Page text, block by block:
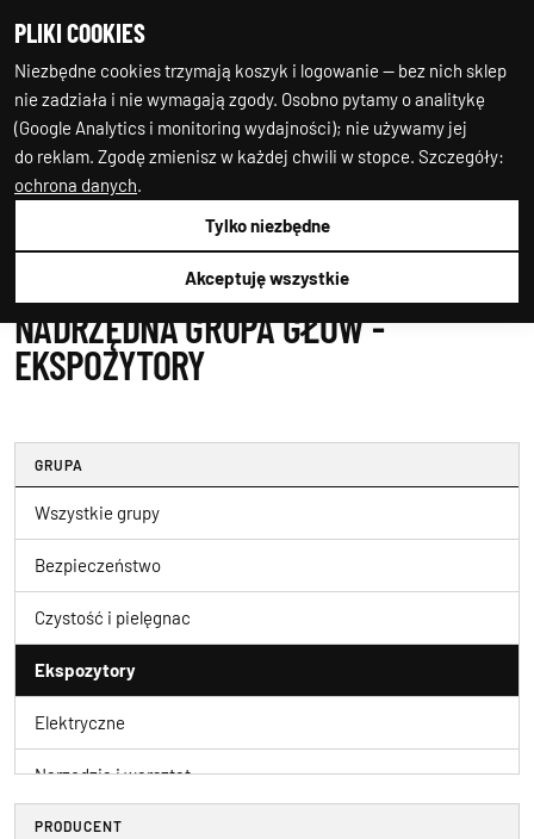
PLIKI COOKIES
Niezbędne cookies trzymają koszyk i logowanie — bez nich sklep
nie zadziała i nie wymagają zgody. Osobno pytamy o analitykę
(Google Analytics i monitoring wydajności); nie używamy jej
do reklam. Zgodę zmienisz w każdej chwili w stopce. Szczegóły:
ochrona danych.
Tylko niezbędne
Akceptuję wszystkie
Nadrzędna Grupa Głów
NADRZĘDNA GRUPA GŁÓW -
EKSPOZYTORY
GRUPA
Wszystkie grupy
Bezpieczeństwo
Czystość i pielęgnac
Ekspozytory
Elektryczne
Narzędzia i warsztat
Wycieraczki samochod
PRODUCENT